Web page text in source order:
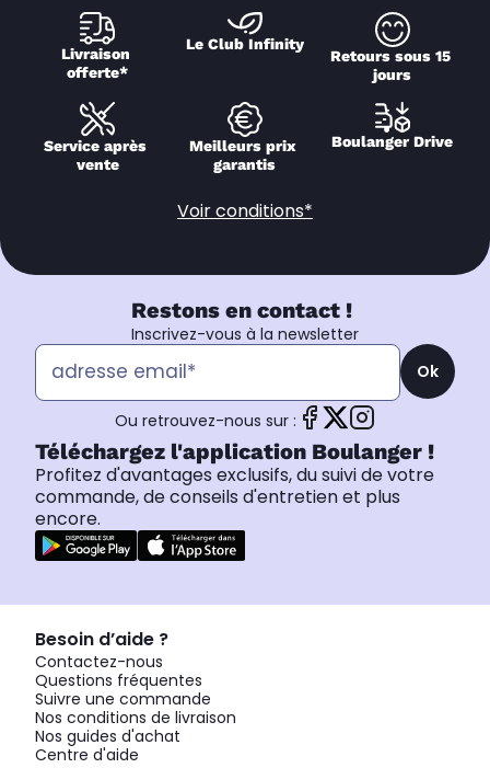
Livraison
offerte*
Le Club Infinity
Retours sous 15
jours
Service après
vente
Meilleurs prix
garantis
Boulanger Drive
Voir conditions*
Restons en contact !
Inscrivez-vous à la newsletter
Ok
Ou retrouvez-nous sur :
Téléchargez l'application Boulanger !
Profitez d'avantages exclusifs, du suivi de votre
commande, de conseils d'entretien et plus
encore.
Besoin d’aide ?
Contactez-nous
Questions fréquentes
Suivre une commande
Nos conditions de livraison
Nos guides d'achat
Centre d'aide